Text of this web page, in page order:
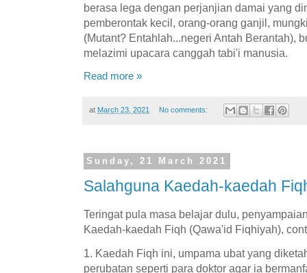
berasa lega dengan perjanjian damai yang
pemberontak kecil, orang-orang ganjil,
(Mutant? Entahlah...negeri Antah Berantah),
melazimi upacara canggah tabi'i manusia.
Read more »
at March 23, 2021 No comments:
Sunday, 21 March 2021
Salahguna Kaedah-kaedah
Teringat pula masa belajar dulu,
Kaedah-kaedah Fiqh (Qawa'id Fiqhiyah),
1. Kaedah Fiqh ini, umpama ubat yang
perubatan seperti para doktor agar ia